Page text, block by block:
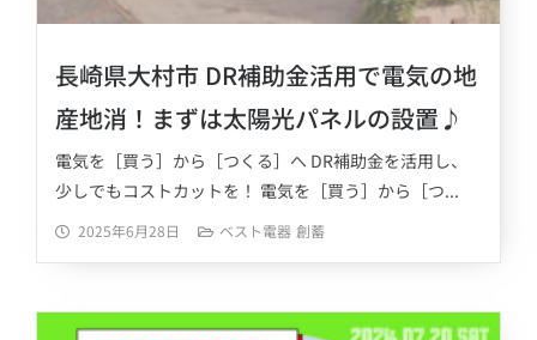
長崎県大村市 DR補助金活用で電気の地
産地消！まずは太陽光パネルの設置♪
電気を［買う］から［つくる］へ DR補助金を活用し、
少しでもコストカットを！ 電気を［買う］から［つ...
2025年6月28日 ベスト電器 創蓄